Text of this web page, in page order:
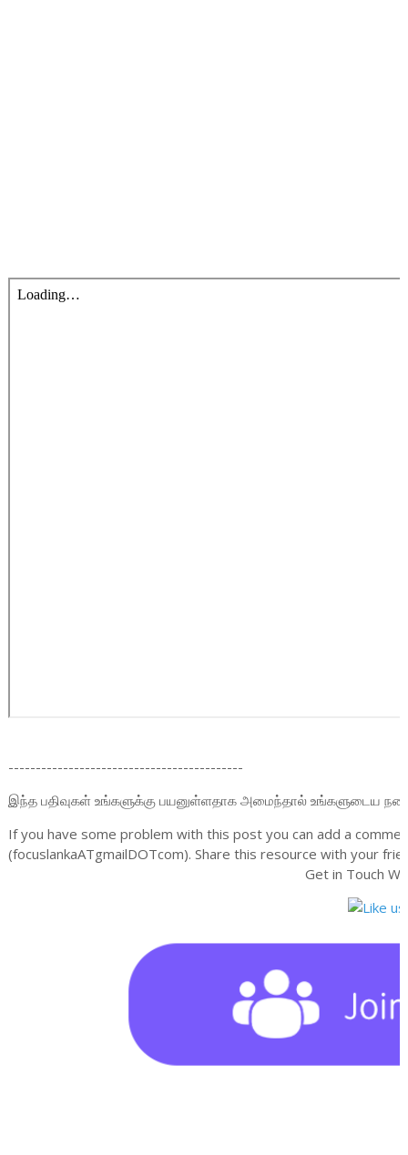
-------------------------------------------
இந்த பதிவுகள் உங்களுக்கு பயனுள்ளதாக அமைந்தால் உங்களுடைய
If you have some problem with this post you can add a
(focuslankaATgmailDOTcom). Share this resource with your
Get in Touch